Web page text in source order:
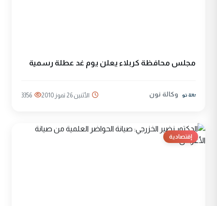
مجلس محافظة كربلاء يعلن يوم غد عطلة رسمية
وكالة نون الأثنين 26 تموز 2010 3356
إقتصادية